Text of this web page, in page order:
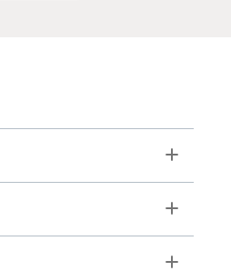
Toggle
Toggle
Toggle